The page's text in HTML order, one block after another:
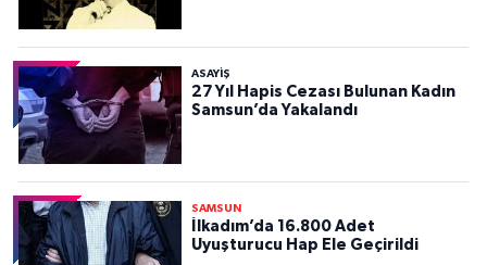
ASAYIŞ
27 Yıl Hapis Cezası Bulunan Kadın
Samsun’da Yakalandı
SAMSUN
İlkadım’da 16.800 Adet
Uyuşturucu Hap Ele Geçirildi